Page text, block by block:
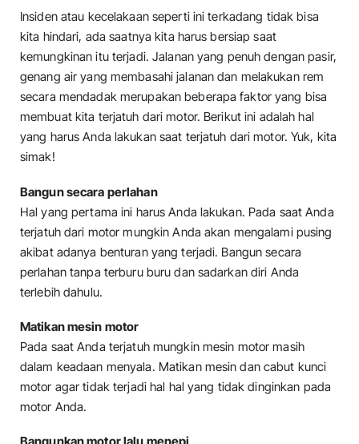
Insiden atau kecelakaan seperti ini terkadang tidak bisa
kita hindari, ada saatnya kita harus bersiap saat
kemungkinan itu terjadi. Jalanan yang penuh dengan pasir,
genang air yang membasahi jalanan dan melakukan rem
secara mendadak merupakan beberapa faktor yang bisa
membuat kita terjatuh dari motor. Berikut ini adalah hal
yang harus Anda lakukan saat terjatuh dari motor. Yuk, kita
simak!
Bangun secara perlahan
Hal yang pertama ini harus Anda lakukan. Pada saat Anda
terjatuh dari motor mungkin Anda akan mengalami pusing
akibat adanya benturan yang terjadi. Bangun secara
perlahan tanpa terburu buru dan sadarkan diri Anda
terlebih dahulu.
Matikan mesin motor
Pada saat Anda terjatuh mungkin mesin motor masih
dalam keadaan menyala. Matikan mesin dan cabut kunci
motor agar tidak terjadi hal hal yang tidak dinginkan pada
motor Anda.